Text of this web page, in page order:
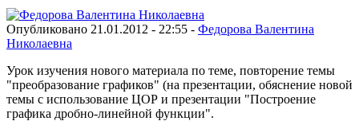
Опубликовано 21.01.2012 - 22:55 - Федорова Валентина
Николаевна
Урок изучения нового материала по теме, повторение темы
"преобразование графиков" (на презентации, обяснение новой
темы с использование ЦОР и презентации "Построение
графика дробно-линейной функции".